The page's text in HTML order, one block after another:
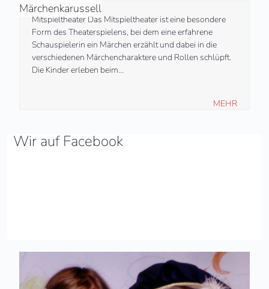
Märchenkarussell
Mitspieltheater Das Mitspieltheater ist eine besondere
Form des Theaterspielens, bei dem eine erfahrene
Schauspielerin ein Märchen erzählt und dabei in die
verschiedenen Märchencharaktere und Rollen schlüpft.
Die Kinder erleben beim…
MEHR
Wir auf Facebook